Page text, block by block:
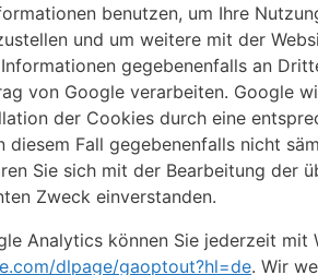
benutzen, um Ihre
und um weitere mit der
gegebenenfalls an
von Google verarbeiten. Google
der Cookies durch eine
Fall gegebenenfalls nicht
Sie sich mit der Bearbeitung der
Zweck einverstanden.
Analytics können Sie jederzeit
dlpage/gaoptout?hl=de. Wir